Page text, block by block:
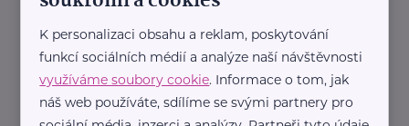
Děti Mateřství a rodičovství Náhradní rodič, pěstoun, hostitel
K personalizaci obsahu a reklam, poskytování
funkcí sociálních médií a analýze naší návštěvnosti
využíváme soubory cookie. Informace o tom, jak
náš web používáte, sdílíme se svými partnery pro